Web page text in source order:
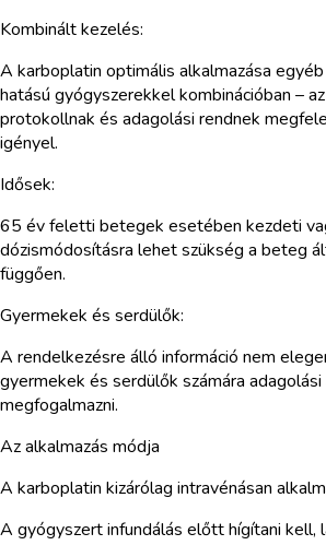
Kombinált kezelés:
A karboplatin optimális alkalmazása
hatású gyógyszerekkel kombinációban –
protokollnak és adagolási rendnek
igényel.
Idősek:
65 év feletti betegek esetében kezdeti
dózismódosításra lehet szükség a beteg
függően.
Gyermekek és serdülők:
A rendelkezésre álló információ nem
gyermekek és serdülők számára
megfogalmazni.
Az alkalmazás módja
A karboplatin kizárólag intravénásan
A gyógyszert infundálás előtt hígítani kell,